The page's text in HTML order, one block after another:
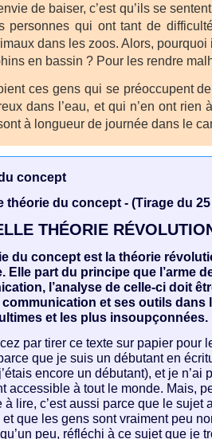
de baiser, c’est qu’ils se
personnes qui ont tant de
dans les zoos. Alors,
en bassin ? Pour les rendre
ces gens qui se préoccupent
dans l’eau, et qui n’en ont rien
à longueur de journée dans le
concept
théorie du concept - (Tirage du
THÉORIE
du concept est la théorie
Elle part du principe que l’arme
l’analyse de celle-ci doit
communication et ses outils dans
et les plus insoupçonnées.
par tirer ce texte sur papier pour
que je suis un débutant en
j’étais encore un débutant), et je
accessible à tout le monde. Mais,
à lire, c’est aussi parce que le sujet
et que les gens sont vraiment peu
peu, réfléchi à ce sujet que je